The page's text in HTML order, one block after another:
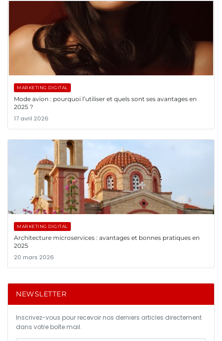
MARKETING DIGITAL
Mode avion : pourquoi l’utiliser et quels sont ses avantages en
2025 ?
17 avril 2026
MARKETING DIGITAL
Architecture microservices : avantages et bonnes pratiques en
2025
20 mars 2026
NEWSLETTER
Inscrivez-vous pour recevoir nos derniers articles directement
dans votre boîte mail.